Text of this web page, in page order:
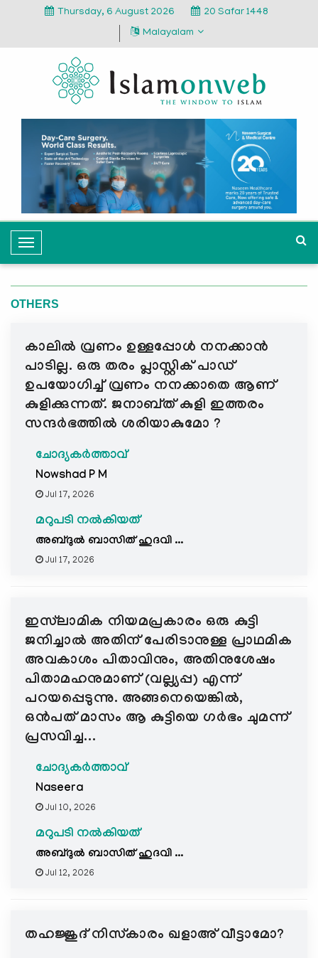
Thursday, 6 August 2026
20 Safar 1448
Malayalam
T
o
g
l
N
a
v
g
a
OTHERS
കാലിൽ വ്രണം ഉള്ളപ്പോൾ നനക്കാൻ
പാടില്ല. ഒരു തരം പ്ലാസ്റ്റിക് പാഡ്
ഉപയോഗിച്ച് വ്രണം നനക്കാതെ ആണ്
കുളിക്കുന്നത്. ജനാബ്ത് കുളി ഇത്തരം
സന്ദർഭത്തിൽ ശരിയാകുമോ ?
ചോദ്യകർത്താവ്
Nowshad P M
Jul 17, 2026
മറുപടി നൽകിയത്
അബ്ദുൽ ബാസിത് ഹുദവി ...
Jul 17, 2026
ഇസ്‌ലാമിക നിയമപ്രകാരം ഒരു കുട്ടി
ജനിച്ചാൽ അതിന് പേരിടാനുള്ള പ്രാഥമിക
അവകാശം പിതാവിനും, അതിനുശേഷം
പിതാമഹനുമാണ് (വല്ല്യപ്പ) എന്ന്
പറയപ്പെടുന്നു. അങ്ങനെയെങ്കിൽ,
ഒൻപത് മാസം ആ കുട്ടിയെ ഗർഭം ചുമന്ന്
പ്രസവിച്ച...
ചോദ്യകർത്താവ്
Naseera
Jul 10, 2026
മറുപടി നൽകിയത്
അബ്ദുൽ ബാസിത് ഹുദവി ...
Jul 12, 2026
തഹജ്ജുദ് നിസ്കാരം ഖളാഅ് വീട്ടാമോ?